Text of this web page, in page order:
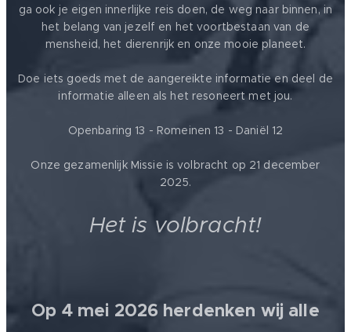
ga ook je eigen innerlijke reis doen, de weg naar binnen, in
het belang van jezelf en het voortbestaan van de
mensheid, het dierenrijk en onze mooie planeet.
Doe iets goeds met de aangereikte informatie en deel de
informatie alleen als het resoneert met jou.
Openbaring 13 - Romeinen 13 - Daniël 12
Onze gezamenlijk Missie is volbracht op 21 december
2025.
Het is volbracht!
Op 4 mei 2026 herdenken wij alle